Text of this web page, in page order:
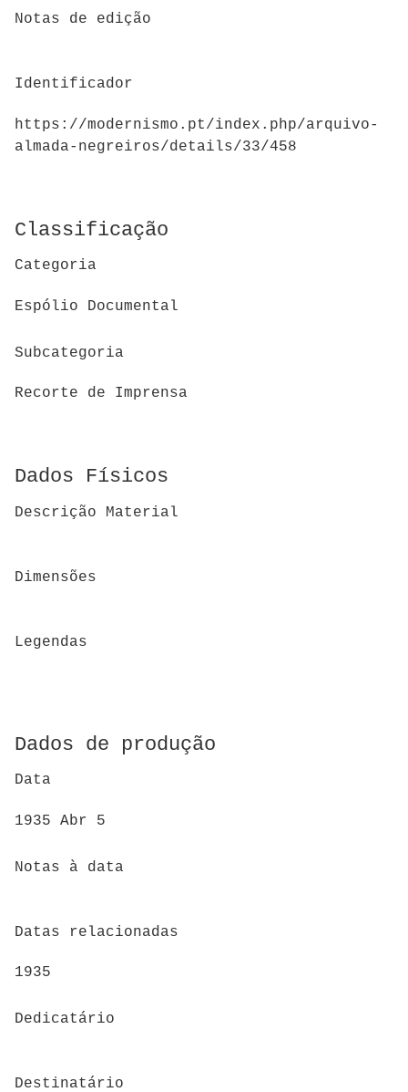
Notas de edição
Identificador
https://modernismo.pt/index.php/arquivo-
almada-negreiros/details/33/458
Classificação
Categoria
Espólio Documental
Subcategoria
Recorte de Imprensa
Dados Físicos
Descrição Material
Dimensões
Legendas
Dados de produção
Data
1935 Abr 5
Notas à data
Datas relacionadas
1935
Dedicatário
Destinatário